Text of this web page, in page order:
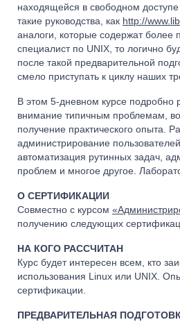
находящейся в свободном
такие руководства, как http://
аналоги, которые содержат
специалист по UNIX, то логично
после такой предварительной
смело приступать к циклу наших
В этом 5-дневном курсе подробно
внимание типичным проблемам,
получение практического опыта.
администрирование
автоматизация рутинных задач,
проблем и многое другое.
О СЕРТИФИКАЦИИ
Совместно с курсом
получению следующих
НА КОГО РАССЧИТАН
Курс будет интересен всем, кто
использования Linux или UNIX.
сертификации.
ПРЕДВАРИТЕЛЬНАЯ